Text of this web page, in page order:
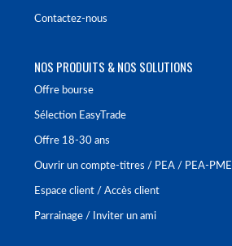
Contactez-nous
NOS PRODUITS & NOS SOLUTIONS
Offre bourse
Sélection EasyTrade
Offre 18-30 ans
Ouvrir un compte-titres / PEA / PEA-PME
Espace client / Accès client
Parrainage / Inviter un ami